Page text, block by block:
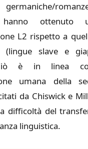
hanno ottenuto
L2 rispetto a
(lingue slave e
è in linea
umana della
da Chiswick e
difficoltà del
linguistica.